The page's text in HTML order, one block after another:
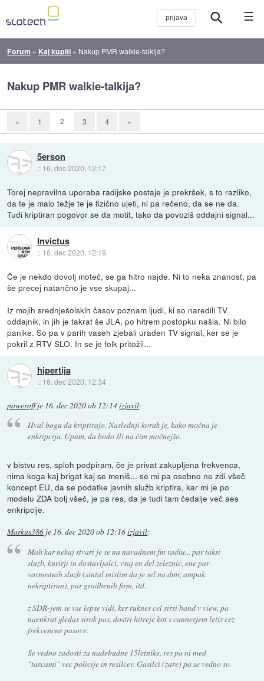
☰
Forum » Kaj kupiti » Nakup PMR walkie-talkija?
Nakup PMR walkie-talkija?
« 1 2 3 4 »
5erson
:: 16. dec 2020, 12:17
Torej nepravilna uporaba radijske postaje je prekršek, s to razliko,
da te je malo težje te je fizično ujeti, ni pa rečeno, da se ne da.
Tudi kriptiran pogovor se da motit, tako da povoziš oddajni signal...
Invictus
:: 16. dec 2020, 12:19
Če je nekdo dovolj moteč, se ga hitro najde. Ni to neka znanost, pa
še precej natančno je vse skupaj...
Iz mojih srednješolskih časov poznam ljudi, ki so naredili TV
oddajnik, in jih je takrat še JLA, po hitrem postopku našla. Ni bilo
panike. So pa v parih vaseh zjebali uraden TV signal, ker se je
pokril z RTV SLO. In se je folk pritožil...
hipertija
:: 16. dec 2020, 12:34
poweroffje 16. dec 2020 ob 12:14izjavil:
Hval bogu da kriptirajo. Naslednji korak je, kako močna je
enkripcija. Upam, da bodo šli na čim močnejšo.
v bistvu res, sploh podpiram, če je privat zakupljena frekvenca,
nima koga kaj brigat kaj se meniš... se mi pa osebno ne zdi všeč
koncept EU, da se podatke javnih služb kriptira, kar mi je po
modelu ZDA bolj všeč, je pa res, da je tudi tam čedalje več aes
enkripcije.
Markus386 je 16. dec 2020 ob 12:16izjavil:
Mah kar nekaj stvari je se na navadnem fm radiu... par taksi
sluzb, kurirji in dostavljalci, vsaj en del zeleznic, ene par
varnostnih sluzb (sintal mislim da je sel na dmr, ampak
nekriptiran), par gradbenih firm, itd.
z SDR-jem se vse lepse vidi, ker ruknes cel sirsi band v view, pa
naenkrat gledas sirok pas, dostri hitreje kot s cannerjem letis cez
frekvencne pasove.
Se vedno zadosti za nadebudne 15letnike, res pa ni med
"tarcami" vec policije in resilcev. Gasilci (zare) pa se vedno so.